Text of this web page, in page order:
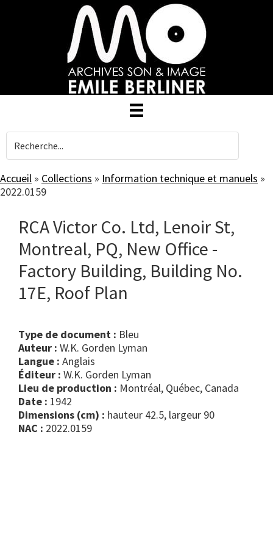
Accueil » Collections » Information technique et manuels »
2022.0159
RCA Victor Co. Ltd, Lenoir St,
Montreal, PQ, New Office -
Factory Building, Building No.
17E, Roof Plan
Type de document :
bleu
Auteur : W.K. Gorden Lyman
Langue : Anglais
Éditeur : W.K. Gorden Lyman
Lieu de production : Montréal, Québec, Canada
Date : 1942
Dimensions (cm) : hauteur 42.5, largeur 90
NAC : 2022.0159